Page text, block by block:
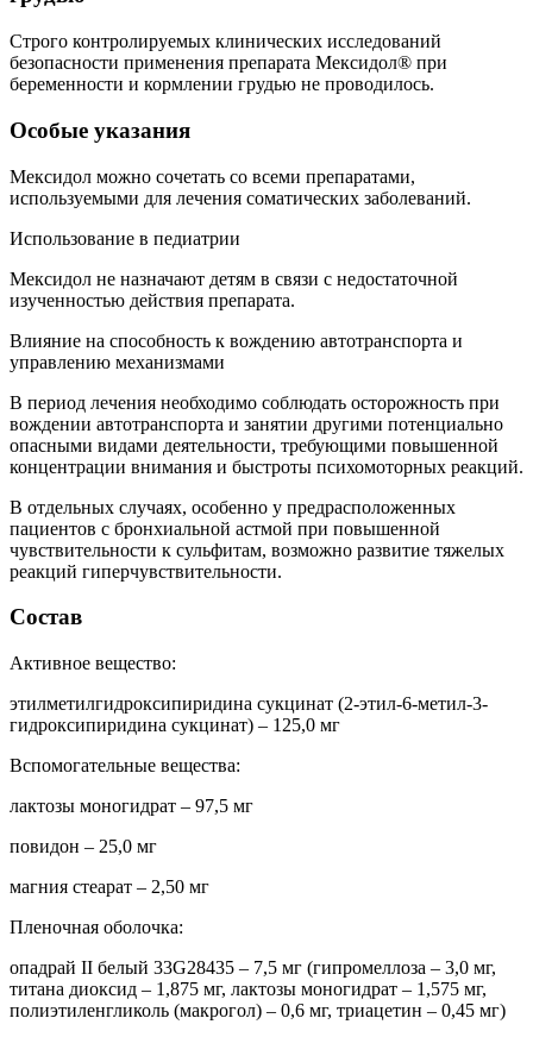
Строго контролируемых клинических исследований
безопасности применения препарата Мексидол® при
беременности и кормлении грудью не проводилось.
Особые указания
Мексидол можно сочетать со всеми препаратами,
используемыми для лечения соматических заболеваний.
Использование в педиатрии
Мексидол не назначают детям в связи с недостаточной
изученностью действия препарата.
Влияние на способность к вождению автотранспорта и
управлению механизмами
В период лечения необходимо соблюдать осторожность при
вождении автотранспорта и занятии другими потенциально
опасными видами деятельности, требующими повышенной
концентрации внимания и быстроты психомоторных реакций.
В отдельных случаях, особенно у предрасположенных
пациентов с бронхиальной астмой при повышенной
чувствительности к сульфитам, возможно развитие тяжелых
реакций гиперчувствительности.
Состав
Активное вещество:
этилметилгидроксипиридина сукцинат (2-этил-6-метил-3-
гидроксипиридина сукцинат) – 125,0 мг
Вспомогательные вещества:
лактозы моногидрат – 97,5 мг
повидон – 25,0 мг
магния стеарат – 2,50 мг
Пленочная оболочка:
опадрай II белый 33G28435 – 7,5 мг (гипромеллоза – 3,0 мг,
титана диоксид – 1,875 мг, лактозы моногидрат – 1,575 мг,
полиэтиленгликоль (макрогол) – 0,6 мг, триацетин – 0,45 мг)